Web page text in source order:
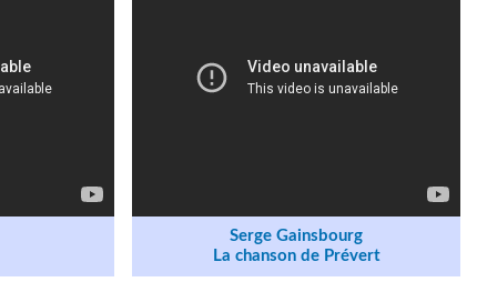
Serge Gainsbourg
La chanson de Prévert